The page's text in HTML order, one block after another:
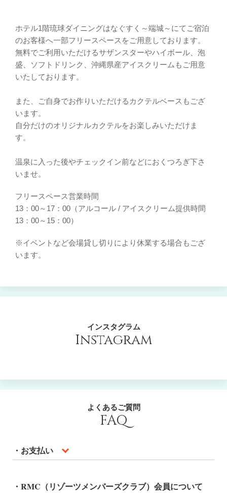
ホテル1階琉球ダイニングはなぐすく～端城～にてご宿泊
のお客様へ一部フリースペースをご用意しております。
無料でご利用いただけるサザンスターやハイボール、泡
盛、ソフトドリンク、沖縄県産アイスクリームもご用意
いたしております。
また、ご自身でお作りいただけるカクテルベースもござ
います。
自分だけのオリジナルカクテルをお楽しみいただけま
す。
温泉に入った後やチェックイン前などにおくつろぎ下さ
いませ。
フリースペース営業時間
13：00～17：00（アルコール / アイスクリーム提供時間
13：00～15：00）
※イベントなど会場貸し切りにより休業する場合もござ
います。
インスタグラム
Instagram
よくあるご質問
FAQ
・お支払い
・RMC（リゾーツメンバーズクラブ）会員について